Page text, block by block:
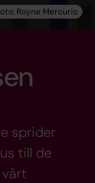
sprider
till de